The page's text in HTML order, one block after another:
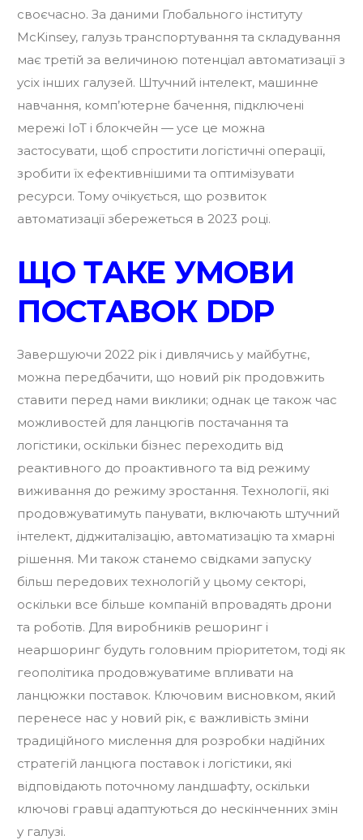
своєчасно. За даними Глобального інституту
McKinsey, галузь транспортування та складування
має третій за величиною потенціал автоматизації з
усіх інших галузей. Штучний інтелект, машинне
навчання, комп’ютерне бачення, підключені
мережі IoT і блокчейн — усе це можна
застосувати, щоб спростити логістичні операції,
зробити їх ефективнішими та оптимізувати
ресурси. Тому очікується, що розвиток
автоматизації збережеться в 2023 році.
ЩО ТАКЕ УМОВИ
ПОСТАВОК DDP
Завершуючи 2022 рік і дивлячись у майбутнє,
можна передбачити, що новий рік продовжить
ставити перед нами виклики; однак це також час
можливостей для ланцюгів постачання та
логістики, оскільки бізнес переходить від
реактивного до проактивного та від режиму
виживання до режиму зростання. Технології, які
продовжуватимуть панувати, включають штучний
інтелект, діджиталізацію, автоматизацію та хмарні
рішення. Ми також станемо свідками запуску
більш передових технологій у цьому секторі,
оскільки все більше компаній впровадять дрони
та роботів. Для виробників решоринг і
неаршоринг будуть головним пріоритетом, тоді як
геополітика продовжуватиме впливати на
ланцюжки поставок. Ключовим висновком, який
перенесе нас у новий рік, є важливість зміни
традиційного мислення для розробки надійних
стратегій ланцюга поставок і логістики, які
відповідають поточному ландшафту, оскільки
ключові гравці адаптуються до нескінченних змін
у галузі.